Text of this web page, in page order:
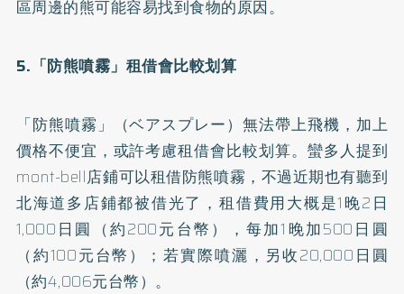
區周邊的熊可能容易找到食物的原因。
5.「防熊噴霧」租借會比較划算
「防熊噴霧」（ベアスプレー）無法帶上飛機，加上
價格不便宜，或許考慮租借會比較划算。蠻多人提到
mont-bell店鋪可以租借防熊噴霧，不過近期也有聽到
北海道多店鋪都被借光了，租借費用大概是1晚2日
1,000日圓（約200元台幣），每加1晚加500日圓
（約100元台幣）；若實際噴灑，另收20,000日圓
（約4,006元台幣）。